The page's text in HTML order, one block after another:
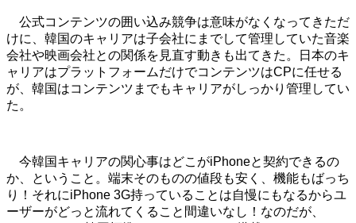
公式コンテンツの囲い込み競争は意味がなくなってきただ
けに、韓国のキャリアは子会社にまでして管理していた音楽
会社や映画会社との関係を見直す動きも出てきた。日本のキ
ャリアはプラットフォームだけでコンテンツはCPに任せる
が、韓国はコンテンツまでもキャリアがしっかり管理してい
た。
今韓国キャリアの関心事はどこがiPhoneと契約できるの
か、ということ。端末そのものの値段も安く、機能もばっち
り！それにiPhone 3G持っていることは自慢にもなるからユ
ーザーがどっと流れてくること間違いなし！なのだが、